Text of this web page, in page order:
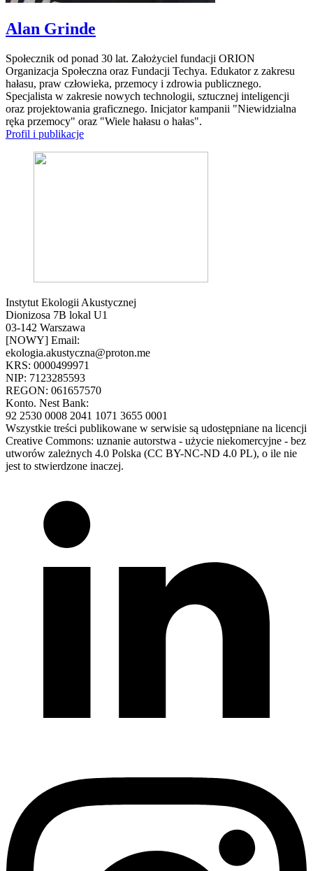
Alan Grinde
Społecznik od ponad 30 lat. Założyciel fundacji ORION
Organizacja Społeczna oraz Fundacji Techya. Edukator z zakresu
hałasu, praw człowieka, przemocy i zdrowia publicznego.
Specjalista w zakresie nowych technologii, sztucznej inteligencji
oraz projektowania graficznego. Inicjator kampanii "Niewidzialna
ręka przemocy" oraz "Wiele hałasu o hałas".
Profil i publikacje
Instytut Ekologii Akustycznej
Dionizosa 7B lokal U1
03-142 Warszawa
[NOWY] Email:
ekologia.akustyczna@proton.me
KRS: 0000499971
NIP: 7123285593
REGON: 061657570
Konto. Nest Bank:
92 2530 0008 2041 1071 3655 0001
Wszystkie treści publikowane w serwisie są udostępniane na licencji
Creative Commons: uznanie autorstwa - użycie niekomercyjne - bez
utworów zależnych 4.0 Polska (CC BY-NC-ND 4.0 PL), o ile nie
jest to stwierdzone inaczej.